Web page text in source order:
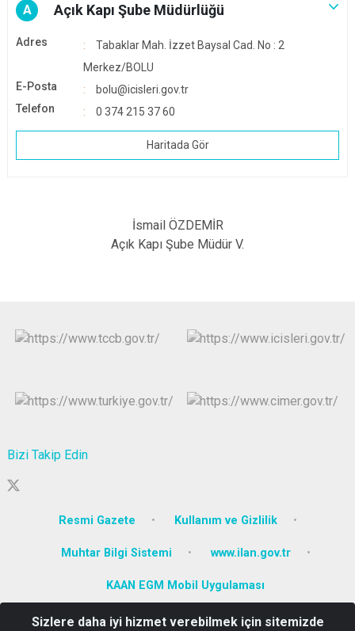
A Açık Kapı Şube Müdürlüğü
Adres
Tabaklar Mah. İzzet Baysal Cad. No : 2
Merkez/BOLU
E-Posta
bolu@icisleri.gov.tr
Telefon
0 374 215 37 60
Haritada Gör
İsmail ÖZDEMİR
Açık Kapı Şube Müdür V.
Bizi Takip Edin
Resmi Gazete Kullanım ve Gizlilik
Muhtar Bilgi Sistemi www.ilan.gov.tr
KAAN EGM Mobil Uygulaması
Tabaklar Mahallesi, İzzet Baysal Cd. No:2, 14100 Bolu Merkez/Bolu
Sizlere daha iyi hizmet verebilmek için sitemizde